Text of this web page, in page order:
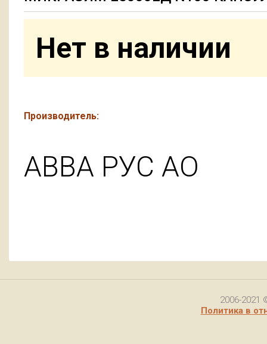
Нет в наличии
Производитель:
АВВА РУС АО
2006-2021
Политика в